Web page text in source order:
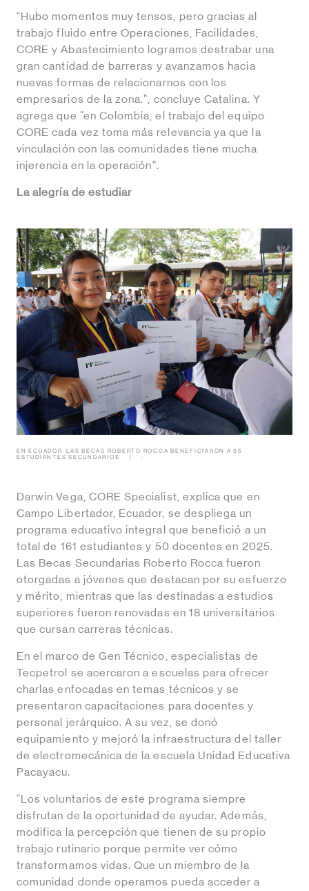
“Hubo momentos muy tensos, pero gracias al
trabajo fluido entre Operaciones, Facilidades,
CORE y Abastecimiento logramos destrabar una
gran cantidad de barreras y avanzamos hacia
nuevas formas de relacionarnos con los
empresarios de la zona.”, concluye Catalina. Y
agrega que “en Colombia, el trabajo del equipo
CORE cada vez toma más relevancia ya que la
vinculación con las comunidades tiene mucha
injerencia en la operación”.
La alegría de estudiar
EN ECUADOR, LAS BECAS ROBERTO ROCCA BENEFICIARON A 35
ESTUDIANTES SECUNDARIOS
-
Darwin Vega, CORE Specialist, explica que en
Campo Libertador, Ecuador, se despliega un
programa educativo integral que benefició a un
total de 161 estudiantes y 50 docentes en 2025.
Las Becas Secundarias Roberto Rocca fueron
otorgadas a jóvenes que destacan por su esfuerzo
y mérito, mientras que las destinadas a estudios
superiores fueron renovadas en 18 universitarios
que cursan carreras técnicas.
En el marco de Gen Técnico, especialistas de
Tecpetrol se acercaron a escuelas para ofrecer
charlas enfocadas en temas técnicos y se
presentaron capacitaciones para docentes y
personal jerárquico. A su vez, se donó
equipamiento y mejoró la infraestructura del taller
de electromecánica de la escuela Unidad Educativa
Pacayacu.
“Los voluntarios de este programa siempre
disfrutan de la oportunidad de ayudar. Además,
modifica la percepción que tienen de su propio
trabajo rutinario porque permite ver cómo
transformamos vidas. Que un miembro de la
comunidad donde operamos pueda acceder a